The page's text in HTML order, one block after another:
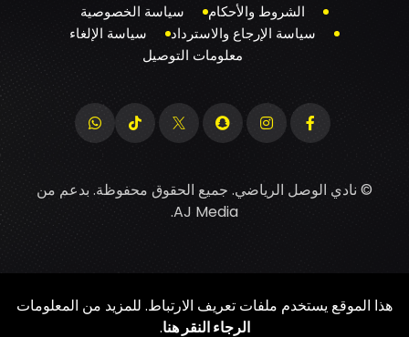
الشروط والأحكام
سياسة الخصوصية
سياسة الإرجاع والاسترداد
سياسة الإلغاء
معلومات التوصيل
© نادي الوصل الرياضي. جميع الحقوق محفوظة. بدعم من
AJ Media
.
هذا الموقع يستخدم ملفات تعريف الارتباط. للمزيد من المعلومات
الرجاء النقر هنا.